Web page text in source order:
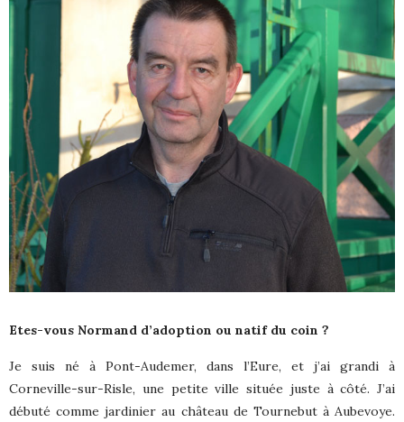
Etes-vous Normand d’adoption ou natif du coin ?
Je suis né à Pont-Audemer, dans l’Eure, et j’ai grandi à
Corneville-sur-Risle, une petite ville située juste à côté. J’ai
débuté comme jardinier au château de Tournebut à Aubevoye.